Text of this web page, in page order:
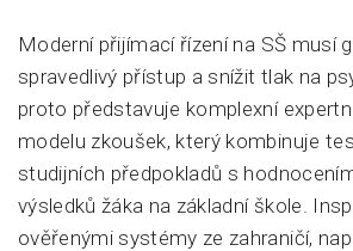
Moderní přijímací řízení na SŠ musí
spravedlivý přístup a snížit tlak na
proto představuje komplexní
modelu zkoušek, který kombinuje
studijních předpokladů s
výsledků žáka na základní škole.
ověřenými systémy ze zahraničí,